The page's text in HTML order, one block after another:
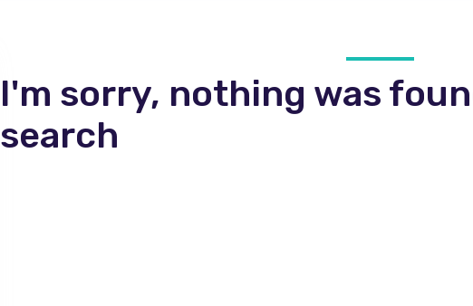
I'm sorry, nothing was
search